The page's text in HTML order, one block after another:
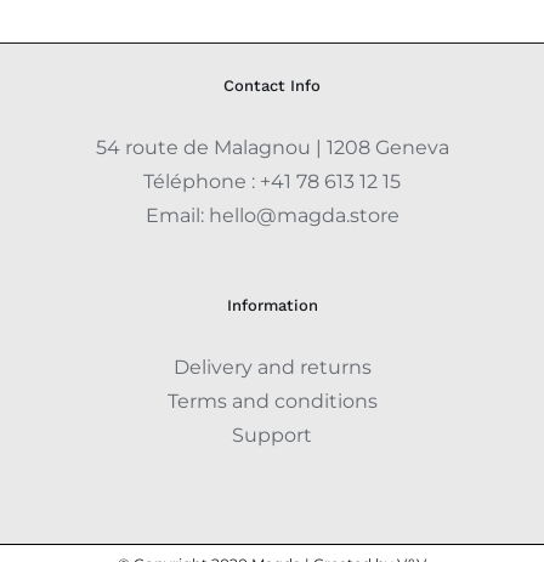
Contact Info
54 route de Malagnou | 1208 Geneva
Téléphone : +41 78 613 12 15
Email: hello@magda.store
Information
Delivery and returns
Terms and conditions
Support